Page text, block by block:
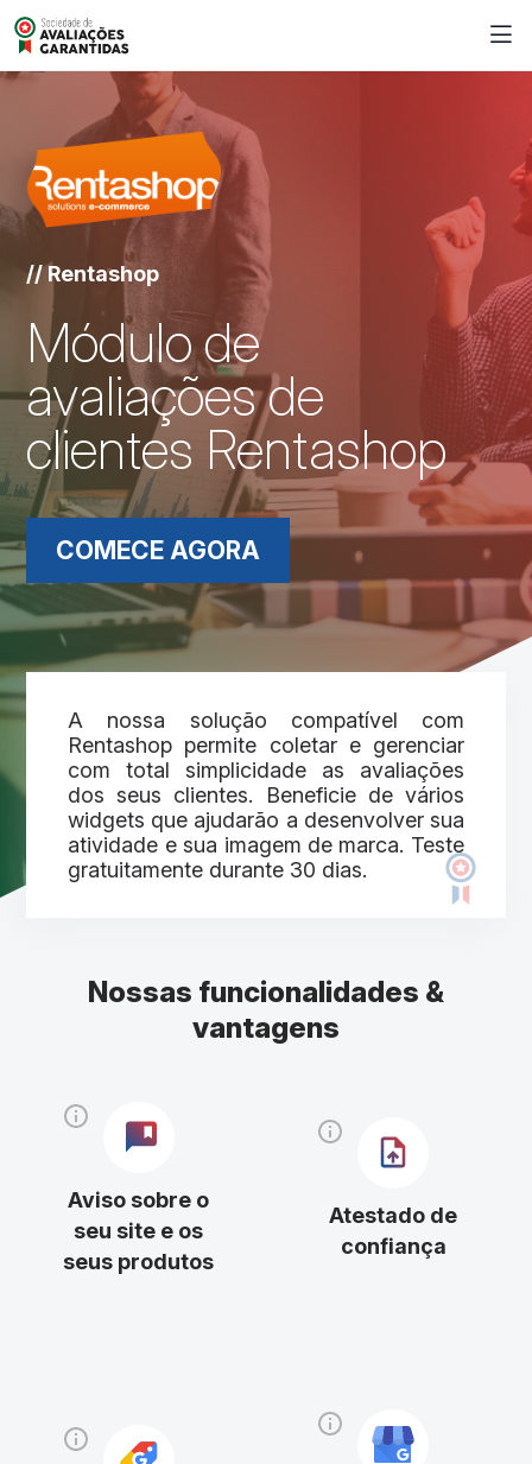
// Rentashop
Módulo de
avaliações de
clientes Rentashop
COMECE AGORA
A nossa solução compatível com
Rentashop permite coletar e gerenciar
com total simplicidade as avaliações
dos seus clientes. Beneficie de vários
widgets que ajudarão a desenvolver sua
atividade e sua imagem de marca. Teste
gratuitamente durante 30 dias.
Nossas funcionalidades &
vantagens
Aviso sobre o
seu site e os
seus produtos
Atestado de
confiança